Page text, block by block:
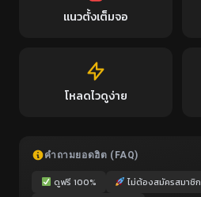
แนวตั้งเต็มจอ
โหลดไวดูง่าย
คำถามยอดฮิต (FAQ)
ดูฟรี 100% ไม่ต้องสมัครสมาชิก